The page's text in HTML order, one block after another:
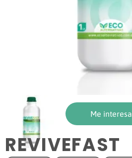
Me interesa
REVIVEFAST